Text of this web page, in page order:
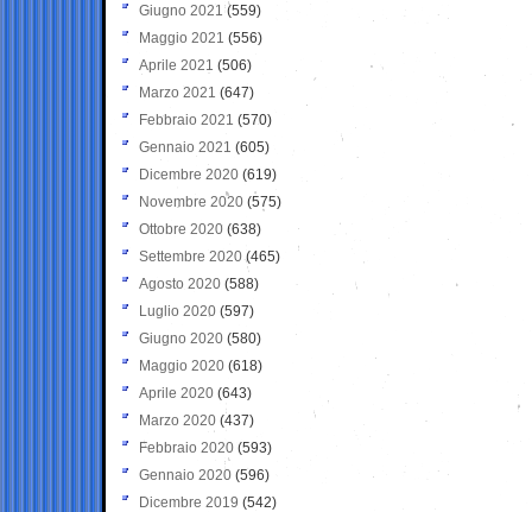
Giugno 2021(559)
Maggio 2021 (556)
Aprile 2021 (506)
Marzo 2021 (647)
Febbraio 2021 (570)
Gennaio 2021 (605)
Dicembre 2020 (619)
Novembre 2020 (575)
Ottobre 2020 (638)
Settembre 2020(465)
Agosto 2020 (588)
Luglio 2020 (597)
Giugno 2020 (580)
Maggio 2020 (618)
Aprile 2020 (643)
Marzo 2020 (437)
Febbraio 2020 (593)
Gennaio 2020 (596)
Dicembre 2019 (542)